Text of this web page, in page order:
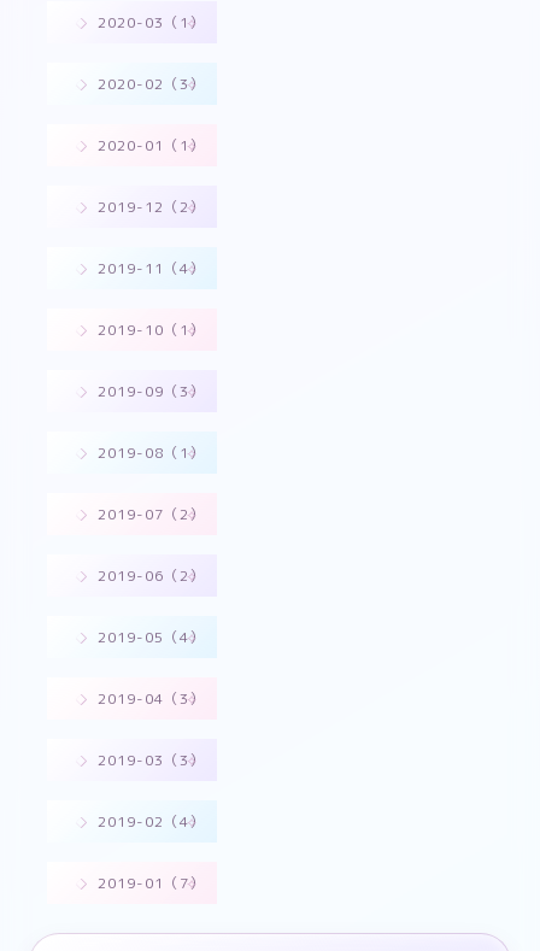
2020-03（1）
2020-02（3）
2020-01（1）
2019-12（2）
2019-11（4）
2019-10（1）
2019-09（3）
2019-08（1）
2019-07（2）
2019-06（2）
2019-05（4）
2019-04（3）
2019-03（3）
2019-02（4）
2019-01（7）